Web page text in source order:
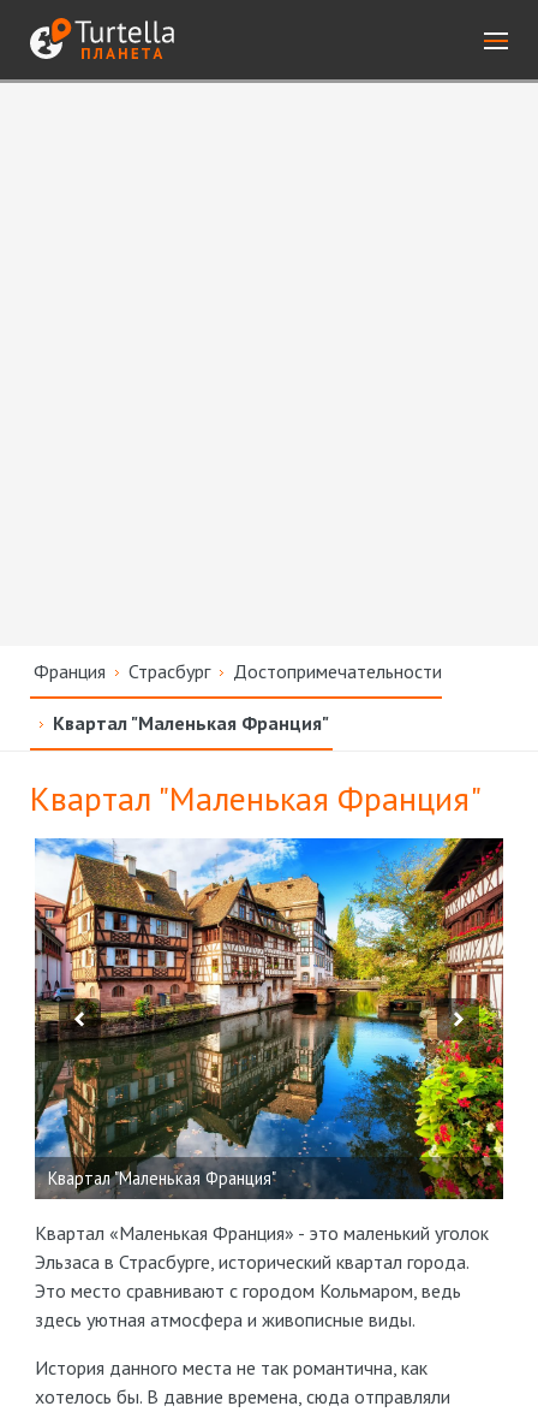
Франция Страсбург Достопримечательности
Квартал "Маленькая Франция"
Квартал "Маленькая Франция"
Квартал "Маленькая Франция"
Квартал «Маленькая Франция» - это маленький уголок
Эльзаса в Страсбурге, исторический квартал города.
Это место сравнивают с городом Кольмаром, ведь
здесь уютная атмосфера и живописные виды.
История данного места не так романтична, как
хотелось бы. В давние времена, сюда отправляли